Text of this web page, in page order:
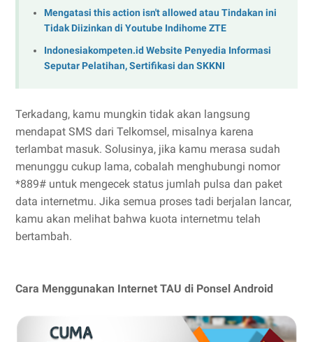
Mengatasi this action isn't allowed atau Tindakan ini
Tidak Diizinkan di Youtube Indihome ZTE
Indonesiakompeten.id Website Penyedia Informasi
Seputar Pelatihan, Sertifikasi dan SKKNI
Terkadang, kamu mungkin tidak akan langsung
mendapat SMS dari Telkomsel, misalnya karena
terlambat masuk. Solusinya, jika kamu merasa sudah
menunggu cukup lama, cobalah menghubungi nomor
*889# untuk mengecek status jumlah pulsa dan paket
data internetmu. Jika semua proses tadi berjalan lancar,
kamu akan melihat bahwa kuota internetmu telah
bertambah.
Cara Menggunakan Internet TAU di Ponsel Android